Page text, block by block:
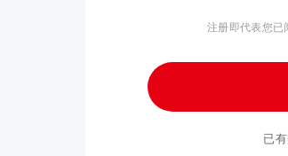
注册即代表您已
已